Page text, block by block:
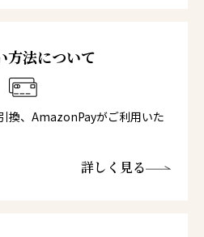
方法について
換、AmazonPayがご利用いた
詳しく見る